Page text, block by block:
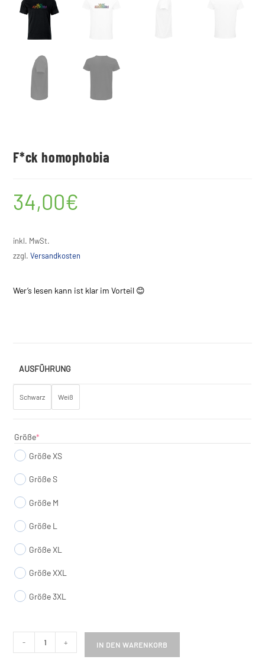
F*ck homophobia
34,00€
inkl. MwSt.
zzgl.Versandkosten
Wer’s lesen kann ist klar im Vorteil 😊
AUSFÜHRUNG
Schwarz Weiß
Größe*
Größe XS
Größe S
Größe M
Größe L
Größe XL
Größe XXL
Größe 3XL
homophobia
- + IN DEN WARENKORB